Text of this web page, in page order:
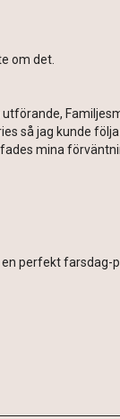
om det.
så jag kunde
mina
en perfekt farsdag-